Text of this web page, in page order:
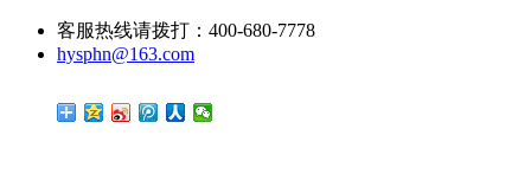
客服热线请拨打：400-680-7778
hysphn@163.com